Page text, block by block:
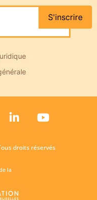
S'inscrire
droits réservés
la